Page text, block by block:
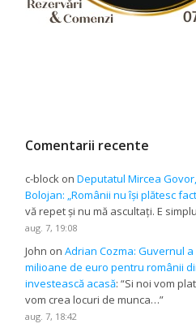
Comentarii recente
c-block onDeputatul Mircea
Bolojan: „Românii nu își plătesc
vă repet și nu mă ascultați. E
aug. 7, 19:08
John onAdrian Cozma: Guvernul
milioane de euro pentru românii
investească acasă: “Si noi vom
vom crea locuri de munca…”
aug. 7, 18:42